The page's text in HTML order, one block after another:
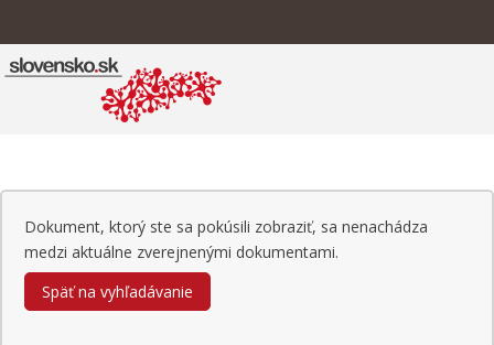
Dokument, ktorý ste sa pokúsili zobraziť, sa nenachádza
medzi aktuálne zverejnenými dokumentami.
Späť na vyhľadávanie